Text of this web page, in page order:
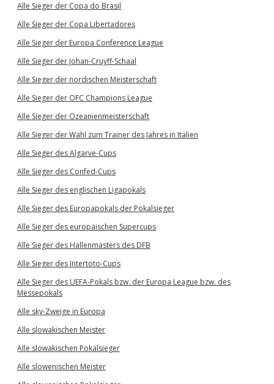
Alle Sieger der Copa do Brasil
Alle Sieger der Copa Libertadores
Alle Sieger der Europa Conference League
Alle Sieger der Johan-Cruyff-Schaal
Alle Sieger der nordischen Meisterschaft
Alle Sieger der OFC Champions League
Alle Sieger der Ozeanienmeisterschaft
Alle Sieger der Wahl zum Trainer des Jahres in Italien
Alle Sieger des Algarve-Cups
Alle Sieger des Confed-Cups
Alle Sieger des englischen Ligapokals
Alle Sieger des Europapokals der Pokalsieger
Alle Sieger des europäischen Supercups
Alle Sieger des Hallenmasters des DFB
Alle Sieger des Intertoto-Cups
Alle Sieger des UEFA-Pokals bzw. der Europa League bzw. des
Messepokals
Alle sky-Zweige in Europa
Alle slowakischen Meister
Alle slowakischen Pokalsieger
Alle slowenischen Meister